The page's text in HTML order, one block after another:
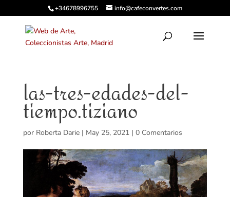
+34678996755 info@cafeconvertes.com
las-tres-edades-del-
tiempo.tiziano
por Roberta Darie| May 25, 2021| 0 Comentarios